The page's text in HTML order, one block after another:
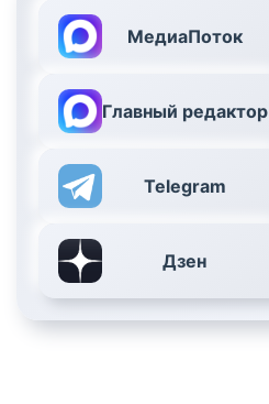
МедиаПоток
Главный редактор
Telegram
Дзен